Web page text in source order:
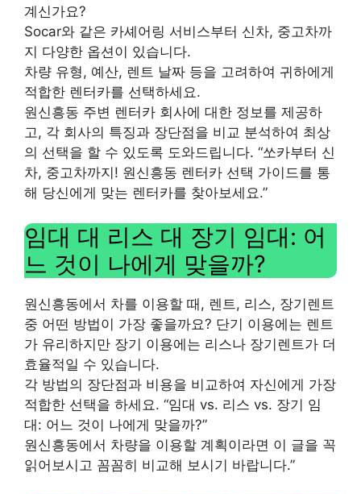
계신가요?
Socar와 같은 카셰어링 서비스부터 신차, 중고차까
지 다양한 옵션이 있습니다.
차량 유형, 예산, 렌트 날짜 등을 고려하여 귀하에게
적합한 렌터카를 선택하세요.
원신흥동 주변 렌터카 회사에 대한 정보를 제공하
고, 각 회사의 특징과 장단점을 비교 분석하여 최상
의 선택을 할 수 있도록 도와드립니다. “쏘카부터 신
차, 중고차까지! 원신흥동 렌터카 선택 가이드를 통
해 당신에게 맞는 렌터카를 찾아보세요.”
임대 대 리스 대 장기 임대: 어
느 것이 나에게 맞을까?
원신흥동에서 차를 이용할 때, 렌트, 리스, 장기렌트
중 어떤 방법이 가장 좋을까요? 단기 이용에는 렌트
가 유리하지만 장기 이용에는 리스나 장기렌트가 더
효율적일 수 있습니다.
각 방법의 장단점과 비용을 비교하여 자신에게 가장
적합한 선택을 하세요. “임대 vs. 리스 vs. 장기 임
대: 어느 것이 나에게 맞을까?”
원신흥동에서 차량을 이용할 계획이라면 이 글을 꼭
읽어보시고 꼼꼼히 비교해 보시기 바랍니다.”